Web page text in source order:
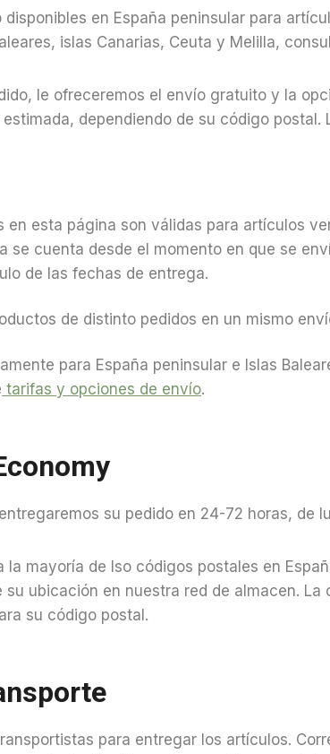
en España peninsular para
islas Canarias, Ceuta y Melilla,
le ofreceremos el envío gratuito y la
dependiendo de su código postal.
en esta página son válidas para artículos
se cuenta desde el momento en que se
de las fechas de entrega.
de distinto pedidos en un mismo
para España peninsular e Islas
tarifas y opciones de envío.
su pedido en 24-72 horas, de
la mayoría de lso códigos postales en
ubicación en nuestra red de almacen.
su código postal.
para entregar los artículos.